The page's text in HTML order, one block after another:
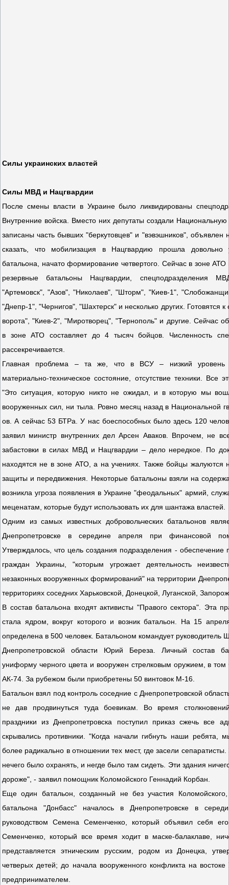
Силы украинских властей
Силы МВД и Нацгвардии
После смены власти в Украине было ликвидированы
Внутренние войска. Вместо них депутаты создали
записаны часть бывших "беркутовцев" и "вэвэшников", объявлен
сказать, что мобилизация в Нацгвардию прошла
батальона, начато формирование четвертого. Сейчас в зоне
резервные батальоны Нацгвардии, спецподразделения
"Артемовск", "Азов", "Николаев", "Шторм", "Киев-1",
"Днепр-1", "Чернигов", "Шахтерск" и несколько других. Готовятся
ворота", "Киев-2", "Миротворец", "Тернополь" и другие. Сейчас
в зоне АТО составляет до 4 тысяч бойцов. Численность
рассекречивается.
Главная проблема – та же, что в ВСУ – низкий уровень
материально-техническое состояние, отсутствие техники. Все
"Это ситуация, которую никто не ожидал, и в которую мы
вооруженных сил, ни тыла. Ровно месяц назад в Национальной
ов. А сейчас 53 БТРа. У нас боеспособных было здесь 120
заявил министр внутренних дел Арсен Аваков. Впрочем, не
забастовки в силах МВД и Нацгвардии – дело нередкое. По
находятся не в зоне АТО, а на учениях. Также бойцы жалуются
защиты и передвижения. Некоторые батальоны взяли на
возникла угроза появления в Украине "феодальных" армий,
меценатам, которые будут использовать их для шантажа властей.
Одним из самых известных добровольческих батальонов
Днепропетровске в середине апреля при финансовой
Утверждалось, что цель создания подразделения - обеспечение
граждан Украины, "которым угрожает деятельность
незаконных вооруженных формирований" на территории
территориях соседних Харьковской, Донецкой, Луганской,
В состав батальона входят активисты "Правого сектора". Эта
стала ядром, вокруг которого и возник батальон. На 15
определена в 500 человек. Батальоном командует руководитель
Днепропетровской области Юрий Береза. Личный состав
униформу черного цвета и вооружен стрелковым оружием, в
АК-74. За рубежом были приобретены 50 винтовок М-16.
Батальон взял под контроль соседние с Днепропетровской
не дав продвинуться туда боевикам. Во время
праздники из Днепропетровска поступил приказ сжечь все
скрывались противники. "Когда начали гибнуть наши ребята,
более радикально в отношении тех мест, где засели
нечего было охранять, и негде было там сидеть. Эти здания
дороже", - заявил помощник Коломойского Геннадий Корбан.
Еще один батальон, созданный не без участия
батальона "Донбасс" началось в Днепропетровске в
руководством Семена Семенченко, который объявил себя
Семенченко, который все время ходит в маске-балаклаве,
представляется этническим русским, родом из Донецка,
четверых детей; до начала вооруженного конфликта на
предпринимателем.